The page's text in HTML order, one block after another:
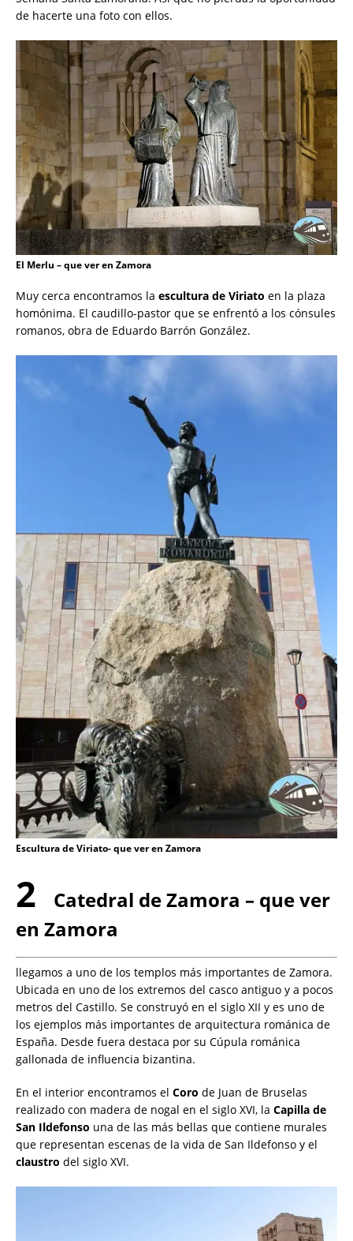
de hacerte una foto con ellos.
El Merlu – que ver en Zamora
Muy cerca encontramos la escultura de Viriato en la plaza
homónima. El caudillo-pastor que se enfrentó a los cónsules
romanos, obra de Eduardo Barrón González.
Escultura de Viriato- que ver en Zamora
2
Catedral de Zamora – que ver
en Zamora
llegamos a uno de los templos más importantes de Zamora.
Ubicada en uno de los extremos del casco antiguo y a pocos
metros del Castillo. Se construyó en el siglo XII y es uno de
los ejemplos más importantes de arquitectura románica de
España. Desde fuera destaca por su Cúpula románica
gallonada de influencia bizantina.
En el interior encontramos el Coro de Juan de Bruselas
realizado con madera de nogal en el siglo XVI, la Capilla de
San Ildefonso una de las más bellas que contiene murales
que representan escenas de la vida de San Ildefonso y el
claustro del siglo XVI.